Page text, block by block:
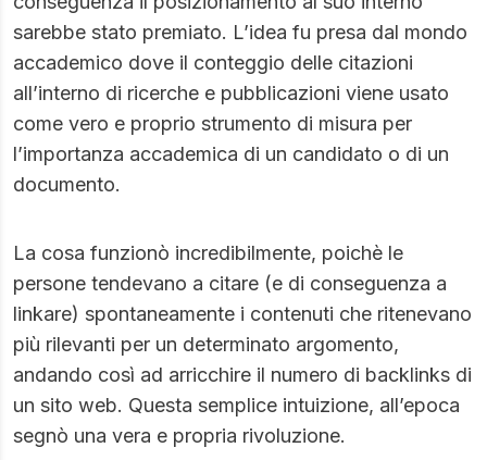
sarebbe stato premiato. L’idea fu presa dal mondo
accademico dove il conteggio delle citazioni
all’interno di ricerche e pubblicazioni viene usato
come vero e proprio strumento di misura per
l’importanza accademica di un candidato o di un
documento.
La cosa funzionò incredibilmente, poichè le
persone tendevano a citare (e di conseguenza a
linkare) spontaneamente i contenuti che ritenevano
più rilevanti per un determinato argomento,
andando così ad arricchire il numero di backlinks di
un sito web. Questa semplice intuizione, all’epoca
segnò una vera e propria rivoluzione.